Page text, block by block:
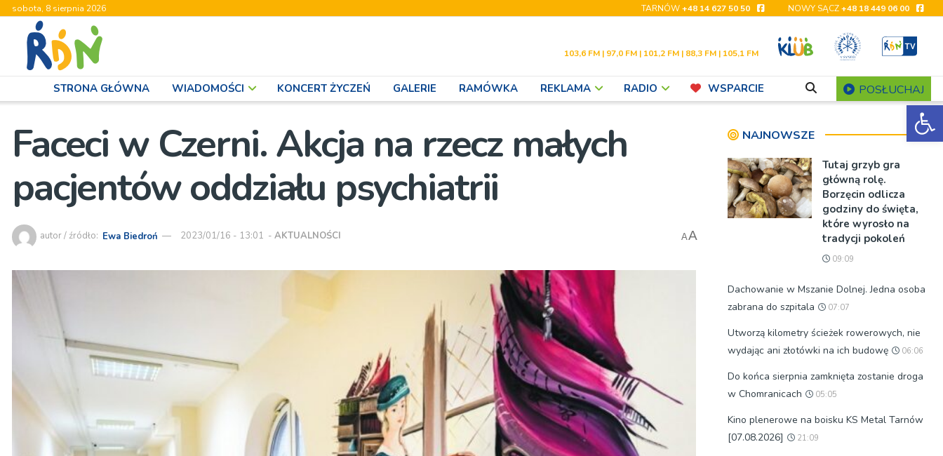
sobota, 8 sierpnia 2026 TARNÓW+48 14 627 50 50 NOWY SĄCZ+48 18 449 06 00
103,6 FM | 97,0 FM | 101,2 FM | 88,3 FM | 105,1 FM
STRONA GŁÓWNA WIADOMOŚCI KONCERT ŻYCZEŃ GALERIE RAMÓWKA REKLAMA RADIO WSPARCIE POSŁUCHAJ
Faceci w Czerni. Akcja na rzecz małych
pacjentów oddziału psychiatrii
autor / źródło: Ewa Biedroń 2023/01/16 - 13:01 - AKTUALNOŚCI AA
NAJNOWSZE
Tutaj grzyb gra
główną rolę.
Borzęcin odlicza
godziny do święta,
które wyrosło na
tradycji pokoleń
09:09
Dachowanie w Mszanie Dolnej. Jedna osoba
zabrana do szpitala
07:07
Utworzą kilometry ścieżek rowerowych, nie
wydając ani złotówki na ich budowę
06:06
Do końca sierpnia zamknięta zostanie droga
w Chomranicach
05:05
Kino plenerowe na boisku KS Metal Tarnów
[07.08.2026]
21:09